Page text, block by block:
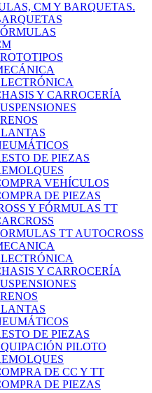
CM Y BARQUETAS.
Y CARROCERÍA
DE PIEZAS
VEHÍCULOS
DE PIEZAS
Y FÓRMULAS TT
TT AUTOCROSS
Y CARROCERÍA
DE PIEZAS
PILOTO
DE CC Y TT
DE PIEZAS